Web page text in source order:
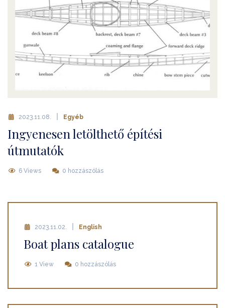
2023.11.08. Egyéb
Ingyenesen letölthető építési
útmutatók
6 Views 0 hozzászólás
2023.11.02. English
Boat plans catalogue
1 View 0 hozzászólás